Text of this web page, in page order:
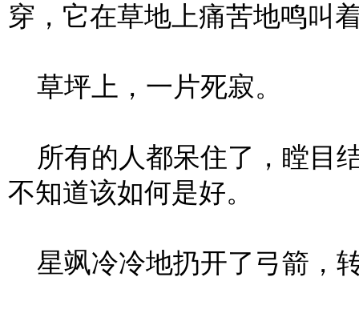
穿，它在草地上痛苦地鸣叫
草坪上，一片死寂。
所有的人都呆住了，瞠目
不知道该如何是好。
星飒冷冷地扔开了弓箭，